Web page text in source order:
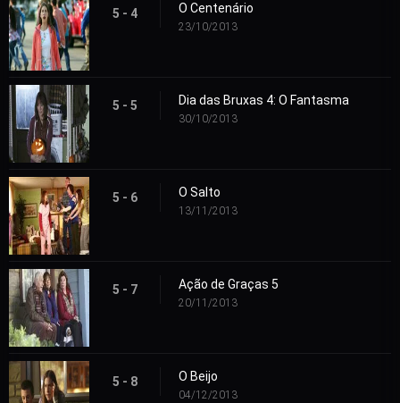
5 - 4 O Centenário
23/10/2013
5 - 5 Dia das Bruxas 4: O Fantasma
30/10/2013
5 - 6 O Salto
13/11/2013
5 - 7 Ação de Graças 5
20/11/2013
5 - 8 O Beijo
04/12/2013